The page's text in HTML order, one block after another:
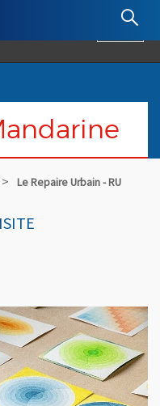
Angers.fr : Retour à l'accueil
Le Repaire Urbain - RU